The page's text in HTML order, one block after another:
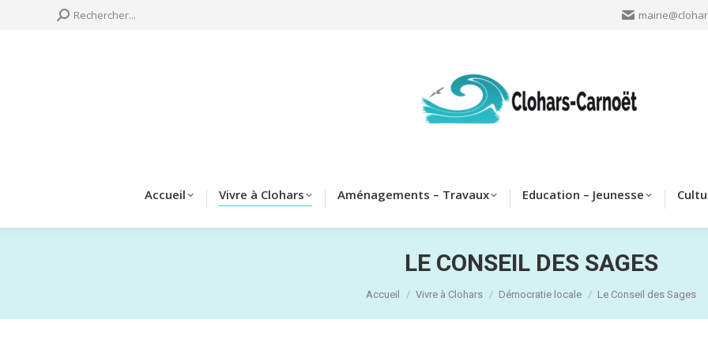
Search:
Rechercher...
Accueil Vivre à Clohars Aménagements – Travaux Education – Jeunesse
LE CONSEIL DES SAGES
Vous êtes ici :
Accueil Vivre à Clohars Démocratie locale Le Conseil des Sages
Education –